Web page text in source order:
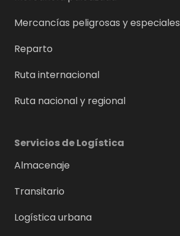
Mercancías peligrosas y especiales
Reparto
Ruta internacional
Ruta nacional y regional
Servicios de Logística
Almacenaje
Transitario
Logística urbana